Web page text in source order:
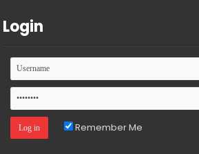
Login
Remember Me